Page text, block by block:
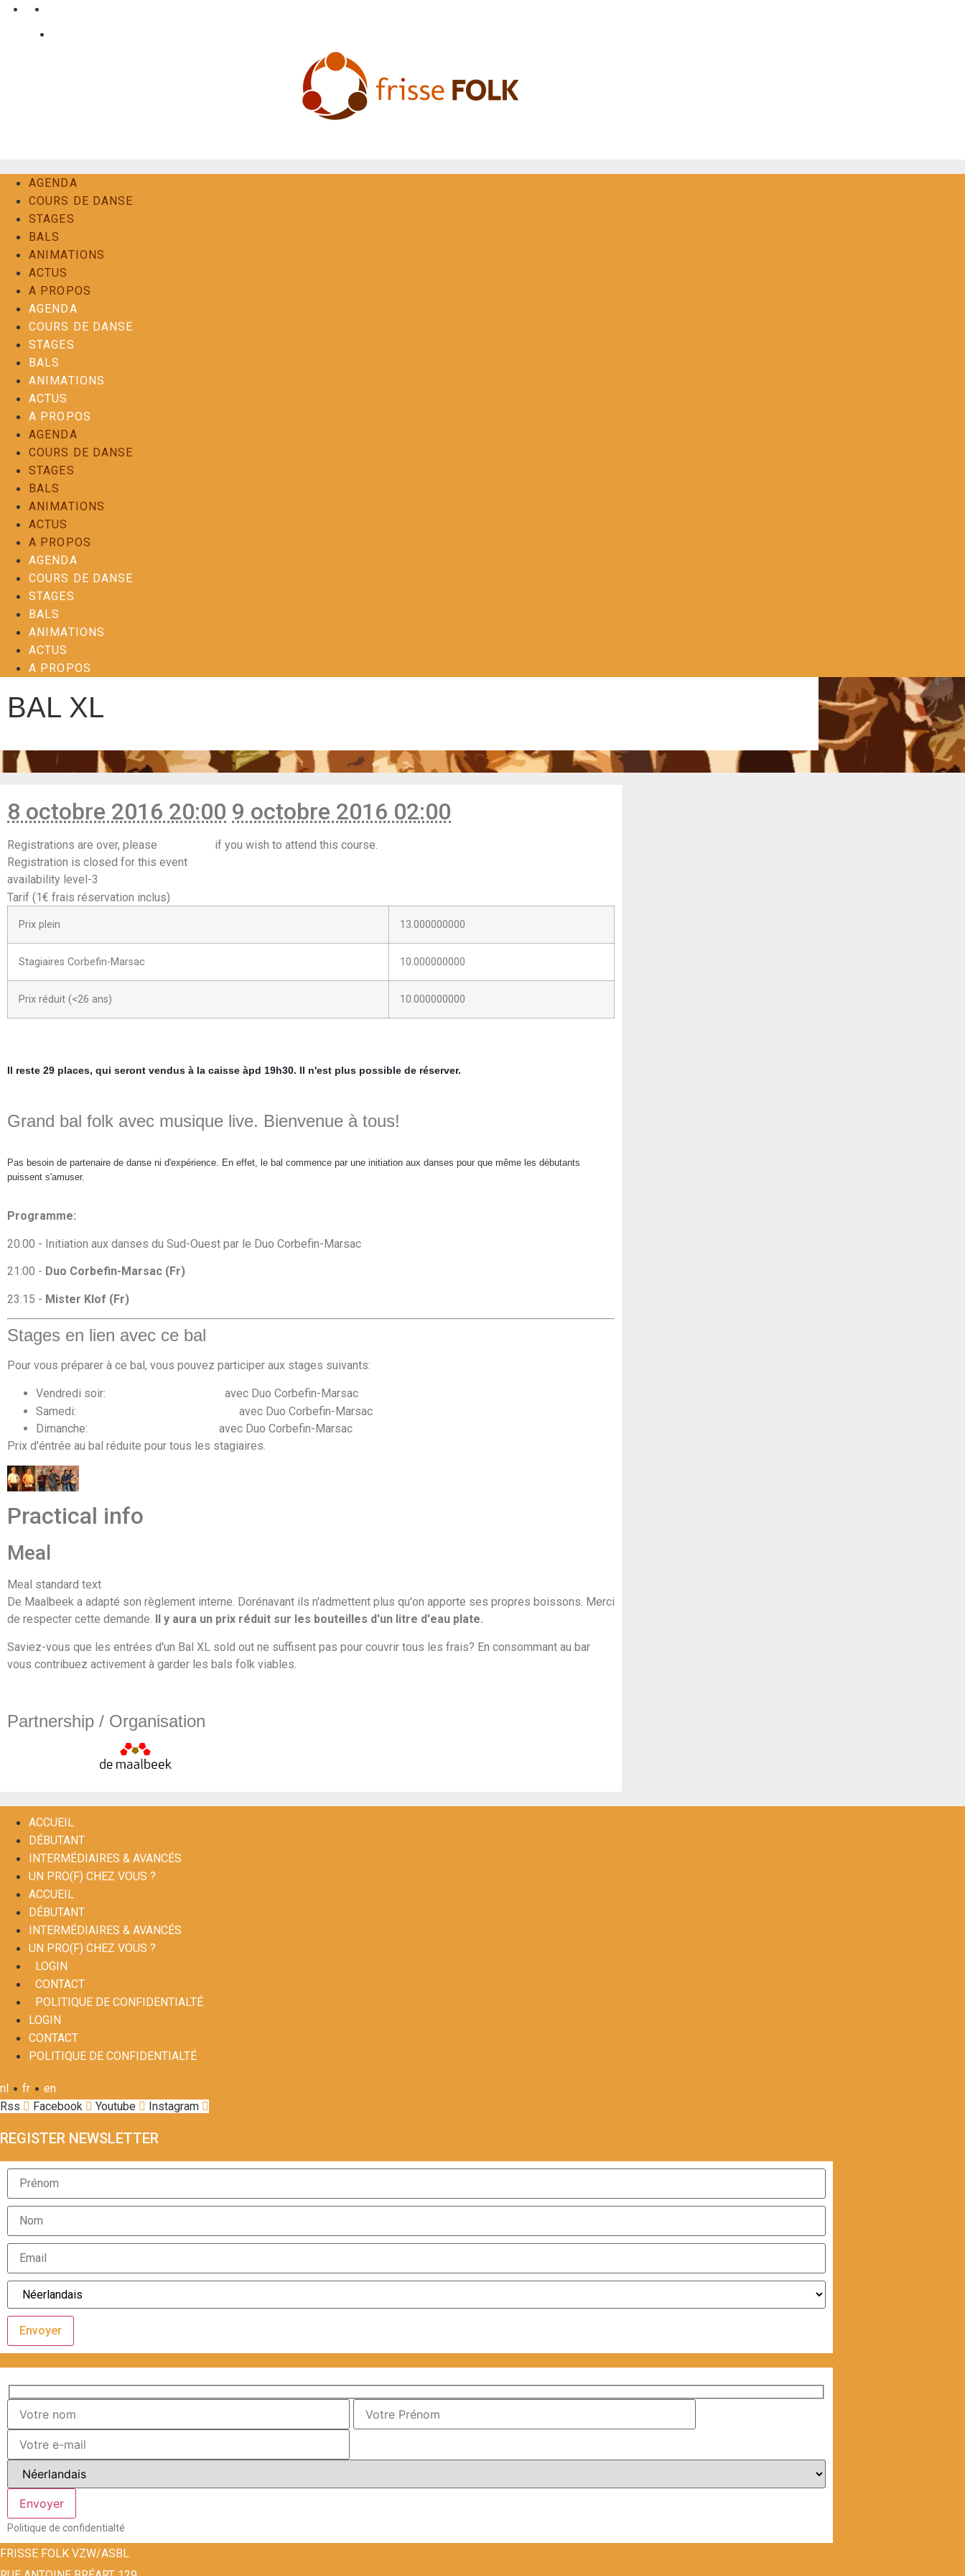
Aller
• •
•
AGENDA
COURS DE DANSE
STAGES
BALS
ANIMATIONS
ACTUS
A PROPOS
AGENDA
COURS DE DANSE
STAGES
BALS
ANIMATIONS
ACTUS
A PROPOS
AGENDA
COURS DE DANSE
STAGES
BALS
ANIMATIONS
ACTUS
A PROPOS
AGENDA
COURS DE DANSE
STAGES
BALS
ANIMATIONS
ACTUS
A PROPOS
BAL XL
8 octobre 2016 20:00 9 octobre 2016 02:00
Registrations are over, please
if you wish to attend this course.
Registration is closed for this event
availability level-3
Tarif (1€ frais réservation inclus)
Prix plein 13.000000000
Stagiaires Corbefin-Marsac 10.000000000
Prix réduit (<26 ans) 10.000000000
Il reste 29 places, qui seront vendus à la caisse àpd 19h30. Il n'est plus possible de réserver.
Grand bal folk avec musique live. Bienvenue à tous!
Pas besoin de partenaire de danse ni d'expérience. En effet, le bal commence par une initiation aux danses pour que même les débutants
puissent s'amuser.
Programme:
20:00 - Initiation aux danses du Sud-Ouest par le Duo Corbefin-Marsac
21:00 - Duo Corbefin-Marsac (Fr)
23:15 - Mister Klof (Fr)
Stages en lien avec ce bal
Pour vous préparer à ce bal, vous pouvez participer aux stages suivants:
Vendredi soir:
avec Duo Corbefin-Marsac
Samedi:
avec Duo Corbefin-Marsac
Dimanche:
avec Duo Corbefin-Marsac
Prix d'éntrée au bal réduite pour tous les stagiaires.
Practical info
Meal
Meal standard text
De Maalbeek a adapté son règlement interne. Dorénavant ils n'admettent plus qu'on apporte ses propres boissons. Merci
de respecter cette demande.
Il y aura un prix réduit sur les bouteilles d'un litre d'eau plate.
Saviez-vous que les entrées d'un Bal XL sold out ne suffisent pas pour couvrir tous les frais? En consommant au bar
vous contribuez activement à garder les bals folk viables.
Partnership / Organisation
ACCUEIL
DÉBUTANT
INTERMÉDIAIRES & AVANCÉS
UN PRO(F) CHEZ VOUS ?
ACCUEIL
DÉBUTANT
INTERMÉDIAIRES & AVANCÉS
UN PRO(F) CHEZ VOUS ?
LOGIN
CONTACT
POLITIQUE DE CONFIDENTIALTÉ
LOGIN
CONTACT
POLITIQUE DE CONFIDENTIALTÉ
nl • fr • en
Rss
Facebook Youtube Instagram
REGISTER NEWSLETTER
Envoyer
Politique de confidentialté
FRISSE FOLK VZW/ASBL